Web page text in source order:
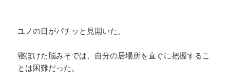
ユノの目がパチッと見開いた。
寝ぼけた脳みそでは、自分の居場所を直ぐに把握するこ
とは困難だった。